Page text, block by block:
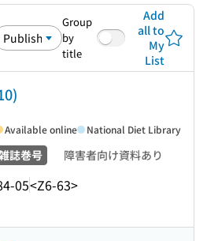
Group
by
title
Add
all to
My
List
誌巻号 障害者向け資料あり
05<Z6-63>
Available online National Diet Library